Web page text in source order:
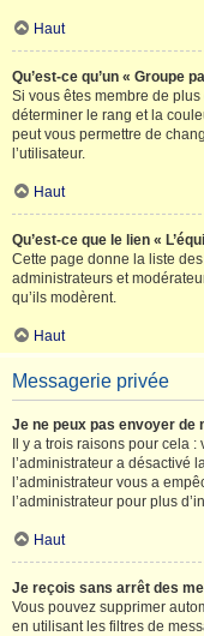
Haut
Qu’est-ce qu’un « Groupe
Si vous êtes membre de
déterminer le rang et la
peut vous permettre de
l’utilisateur.
Haut
Qu’est-ce que le lien «
Cette page donne la liste
administrateurs et
qu’ils modèrent.
Haut
Messagerie privée
Je ne peux pas envoyer de
Il y a trois raisons pour cela
l’administrateur a désactivé
l’administrateur vous a
l’administrateur pour plus
Haut
Je reçois sans arrêt des
Vous pouvez supprimer
en utilisant les filtres de